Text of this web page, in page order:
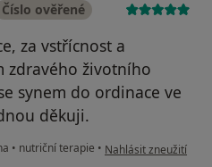
Číslo ověřené
za vstřícnost a
zdravého životního
synem do ordinace ve
děkuji.
• nutriční terapie • podle názoru
Nahlásit zneužití